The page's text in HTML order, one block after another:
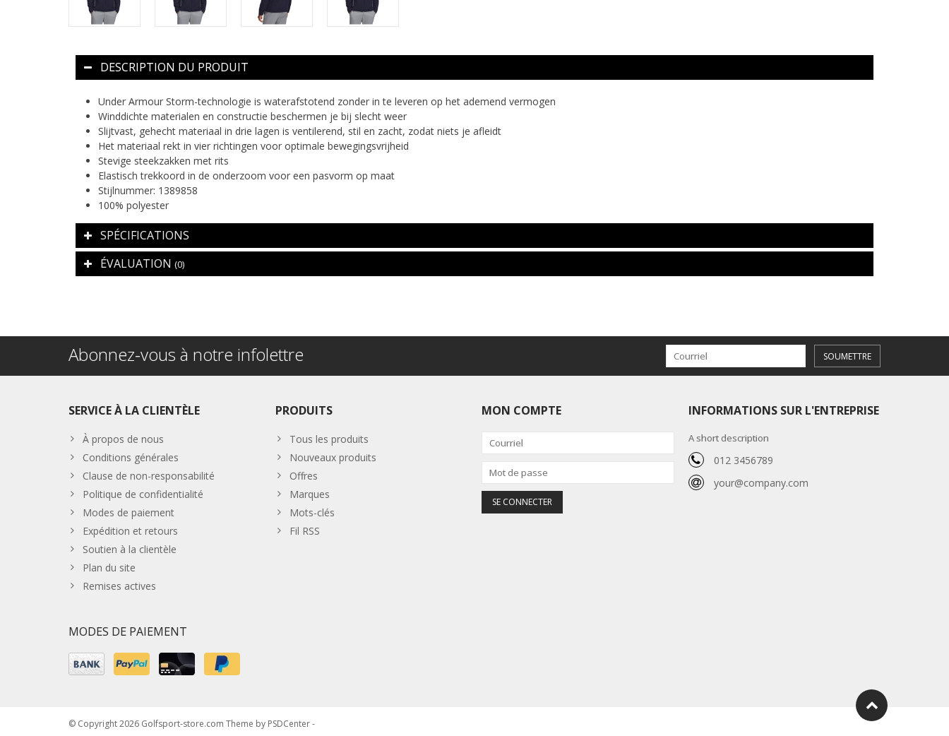
DESCRIPTION DU PRODUIT
Under Armour Storm-technologie is waterafstotend zonder in te leveren op het ademend vermogen
Winddichte materialen en constructie beschermen je bij slecht weer
Slijtvast, gehecht materiaal in drie lagen is ventilerend, stil en zacht, zodat niets je afleidt
Het materiaal rekt in vier richtingen voor optimale bewegingsvrijheid
Stevige steekzakken met rits
Elastisch trekkoord in de onderzoom voor een pasvorm op maat
Stijlnummer: 1389858
100% polyester
SPÉCIFICATIONS
ÉVALUATION (0)
Abonnez-vous à notre infolettre SOUMETTRE
SERVICE À LA CLIENTÈLE
À propos de nous
Conditions générales
Clause de non-responsabilité
Politique de confidentialité
Modes de paiement
Expédition et retours
Soutien à la clientèle
Plan du site
Remises actives
PRODUITS
Tous les produits
Nouveaux produits
Offres
Marques
Mots-clés
Fil RSS
MON COMPTE INFORMATIONS SUR L'ENTREPRISE
A short description
012 3456789
your@company.com
MODES DE PAIEMENT
© Copyright 2026 Golfsport-store.com Theme by PSDCenter-